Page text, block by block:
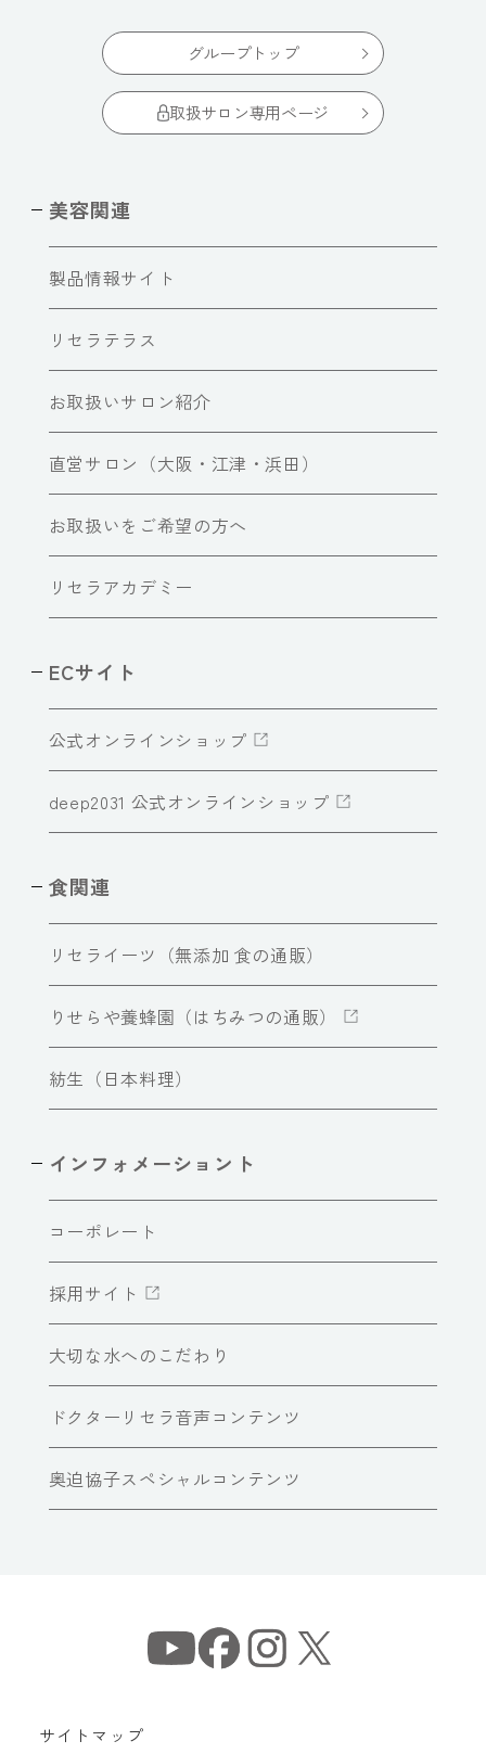
グループトップ
取扱サロン専用ページ
美容関連
製品情報サイト
リセラテラス
お取扱いサロン紹介
直営サロン（大阪・江津・浜田）
お取扱いをご希望の方へ
リセラアカデミー
ECサイト
公式オンラインショップ
deep2031 公式オンラインショップ
食関連
リセライーツ（無添加 食の通販）
りせらや養蜂園（はちみつの通販）
紡生（日本料理）
インフォメーショント
コーポレート
採用サイト
大切な水へのこだわり
ドクターリセラ音声コンテンツ
奥迫協子スペシャルコンテンツ
サイトマップ